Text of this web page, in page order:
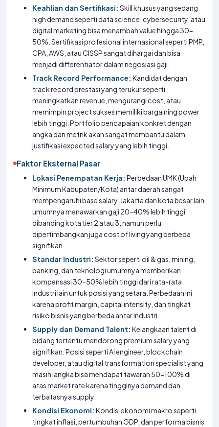
Keahlian dan Sertifikasi: Skill khusus yang sedang
high demand seperti data science, cybersecurity, atau
digital marketing bisa menambah value hingga 30-
50%. Sertifikasi profesional internasional seperti PMP,
CPA, AWS, atau CISSP sangat dihargai dan bisa
menjadi differentiator dalam negosiasi gaji.
Track Record Performance: Kandidat dengan
track record prestasi yang terukur seperti
meningkatkan revenue, mengurangi cost, atau
memimpin project sukses memiliki bargaining power
lebih tinggi. Portfolio pencapaian konkret dengan
angka dan metrik akan sangat membantu dalam
justifikasi expected salary yang lebih tinggi.
Faktor Eksternal Pasar
Lokasi Penempatan Kerja: Perbedaan UMK (Upah
Minimum Kabupaten/Kota) antar daerah sangat
mempengaruhi base salary. Jakarta dan kota besar lain
umumnya menawarkan gaji 20-40% lebih tinggi
dibanding kota tier 2 atau 3, namun perlu
dipertimbangkan juga cost of living yang berbeda
signifikan.
Standar Industri: Sektor seperti oil & gas, mining,
banking, dan teknologi umumnya memberikan
kompensasi 30-50% lebih tinggi dari rata-rata
industri lain untuk posisi yang setara. Perbedaan ini
karena profit margin, capital intensity, dan tingkat
risiko bisnis yang berbeda antar industri.
Supply dan Demand Talent: Kelangkaan talent di
bidang tertentu mendorong premium salary yang
signifikan. Posisi seperti AI engineer, blockchain
developer, atau digital transformation specialist yang
masih langka bisa mendapat tawaran 50-100% di
atas market rate karena tingginya demand dan
terbatasnya supply.
Kondisi Ekonomi: Kondisi ekonomi makro seperti
tingkat inflasi, pertumbuhan GDP, dan performa bisnis